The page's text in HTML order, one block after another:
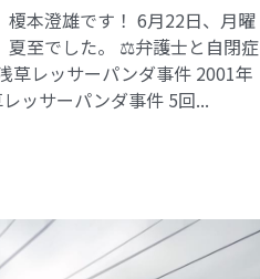
榎本澄雄です！ 6月22日、月曜
夏至でした。 ⚖️弁護士と自閉症
草レッサーパンダ事件​ 2001年
ッサーパンダ事件 5回...